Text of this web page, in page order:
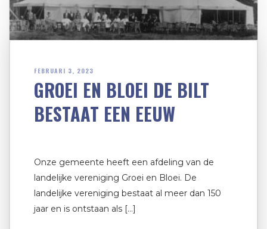
FEBRUARI 3, 2023
GROEI EN BLOEI DE BILT
BESTAAT EEN EEUW
Onze gemeente heeft een afdeling van de
landelijke vereniging Groei en Bloei. De
landelijke vereniging bestaat al meer dan 150
jaar en is ontstaan als […]